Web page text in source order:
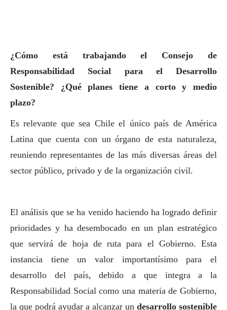
¿Cómo está trabajando el Consejo de
Responsabilidad Social para el Desarrollo
Sostenible? ¿Qué planes tiene a corto y medio
plazo?
Es relevante que sea Chile el único país de América
Latina que cuenta con un órgano de esta naturaleza,
reuniendo representantes de las más diversas áreas del
sector público, privado y de la organización civil.
El análisis que se ha venido haciendo ha logrado definir
prioridades y ha desembocado en un plan estratégico
que servirá de hoja de ruta para el Gobierno. Esta
instancia tiene un valor importantísimo para el
desarrollo del país, debido a que integra a la
Responsabilidad Socialcomo una materia de Gobierno,
la que podrá ayudar a alcanzar un desarrollo sostenible